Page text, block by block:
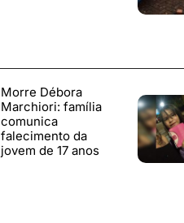
Morre Débora
Marchiori: família
comunica
falecimento da
jovem de 17 anos